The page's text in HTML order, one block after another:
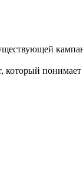
который